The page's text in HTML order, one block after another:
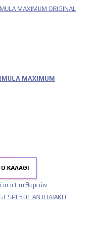
MAXIMUM
ΚΑΛΆΘΙ
Επιθυμιών